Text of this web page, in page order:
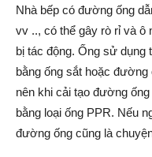
Nhà bếp có đường ống
vv .., có thể gây rò rỉ và ô
bị tác động. Ống sử dụng
bằng ống sắt hoặc
nên khi cải tạo đường
bằng loại ống PPR. Nếu
đường ống cũng là